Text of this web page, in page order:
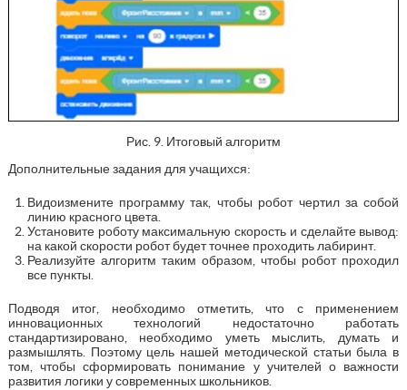
Рис. 9. Итоговый алгоритм
Дополнительные задания для учащихся:
Видоизмените программу так, чтобы робот чертил за собой
линию красного цвета.
Установите роботу максимальную скорость и сделайте вывод:
на какой скорости робот будет точнее проходить лабиринт.
Реализуйте алгоритм таким образом, чтобы робот проходил
все пункты.
Подводя итог, необходимо отметить, что с применением
инновационных технологий недостаточно работать
стандартизировано, необходимо уметь мыслить, думать и
размышлять. Поэтому цель нашей методической статьи была в
том, чтобы сформировать понимание у учителей о важности
развития логики у современных школьников.